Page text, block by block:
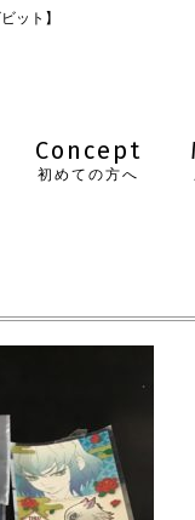
ット】
Concept
初めての方へ